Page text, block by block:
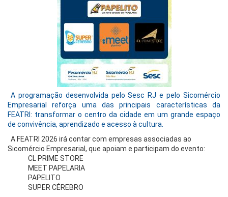
A programação desenvolvida pelo Sesc RJ e pelo Sicomércio
Empresarial reforça uma das principais características da
FEATRI: transformar o centro da cidade em um grande espaço
de convivência, aprendizado e acesso à cultura.
A FEATRI 2026 irá contar com empresas associadas ao
Sicomércio Empresarial, que apoiam e participam do evento:
CL PRIME STORE
MEET PAPELARIA
PAPELITO
SUPER CÉREBRO